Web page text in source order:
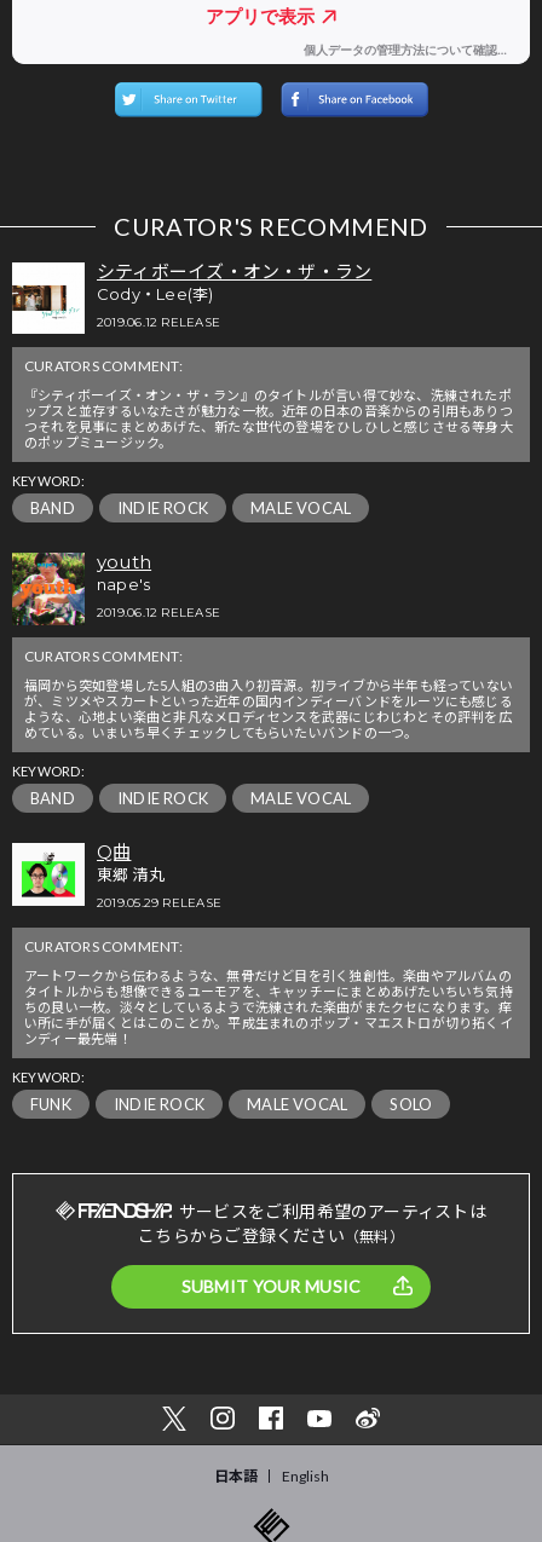
CURATOR'S RECOMMEND
シティボーイズ・オン・ザ・ラン
Cody・Lee(李)
2019.06.12 RELEASE
CURATORS COMMENT:
『シティボーイズ・オン・ザ・ラン』のタイトルが言い得て妙な、洗練されたポ
ップスと並存するいなたさが魅力な一枚。近年の日本の音楽からの引用もありつ
つそれを見事にまとめあげた、新たな世代の登場をひしひしと感じさせる等身大
のポップミュージック。
KEYWORD:
BAND INDIE ROCK MALE VOCAL
youth
nape's
2019.06.12 RELEASE
CURATORS COMMENT:
福岡から突如登場した5人組の3曲入り初音源。初ライブから半年も経っていない
が、ミツメやスカートといった近年の国内インディーバンドをルーツにも感じる
ような、心地よい楽曲と非凡なメロディセンスを武器にじわじわとその評判を広
めている。いまいち早くチェックしてもらいたいバンドの一つ。
KEYWORD:
BAND INDIE ROCK MALE VOCAL
Q曲
東郷 清丸
2019.05.29 RELEASE
CURATORS COMMENT:
アートワークから伝わるような、無骨だけど目を引く独創性。楽曲やアルバムの
タイトルからも想像できるユーモアを、キャッチーにまとめあげたいちいち気持
ちの良い一枚。淡々としているようで洗練された楽曲がまたクセになります。痒
い所に手が届くとはこのことか。平成生まれのポップ・マエストロが切り拓くイ
ンディー最先端！
KEYWORD:
FUNK INDIE ROCK MALE VOCAL SOLO
サービスをご利用希望のアーティストは
こちらからご登録ください （無料）
SUBMIT YOUR MUSIC
日本語 English